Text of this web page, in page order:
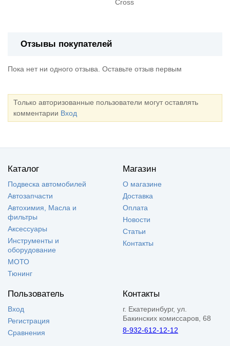
Cross
Отзывы покупателей
Пока нет ни одного отзыва. Оставьте отзыв первым
Только авторизованные пользователи могут оставлять
комментарии Вход
Каталог
Подвеска автомобилей
Автозапчасти
Автохимия, Масла и
фильтры
Аксессуары
Инструменты и
оборудование
МОТО
Тюнинг
Магазин
О магазине
Доставка
Оплата
Новости
Статьи
Контакты
Пользователь
Вход
Регистрация
Сравнения
Контакты
г. Екатеринбург, ул.
Бакинских комиссаров, 68
8-932-612-12-12